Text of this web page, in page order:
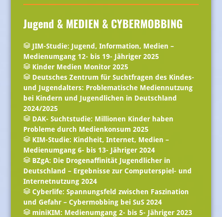
Jugend & MEDIEN & CYBERMOBBING
JIM-Studie: Jugend, Information, Medien –
Medienumgang 12- bis 19- Jähriger 2025
Kinder Medien Monitor 2025
Deutsches Zentrum für Suchtfragen des Kindes-
und Jugendalters: Problematische Mediennutzung
bei Kindern und Jugendlichen in Deutschland
2024/2025
DAK- Suchtstudie: Millionen Kinder haben
Probleme durch Medienkonsum 2025
KIM-Studie: Kindheit, Internet, Medien –
Medienumgang 6- bis 13- Jähriger 2024
BZgA: Die Drogenaffinität Jugendlicher in
Deutschland – Ergebnisse zur Computerspiel- und
Internetnutzung 2024
Cyberlife: Spannungsfeld zwischen Faszination
und Gefahr – Cybermobbing bei SuS 2024
miniKIM: Medienumgang 2- bis 5- Jähriger 2023